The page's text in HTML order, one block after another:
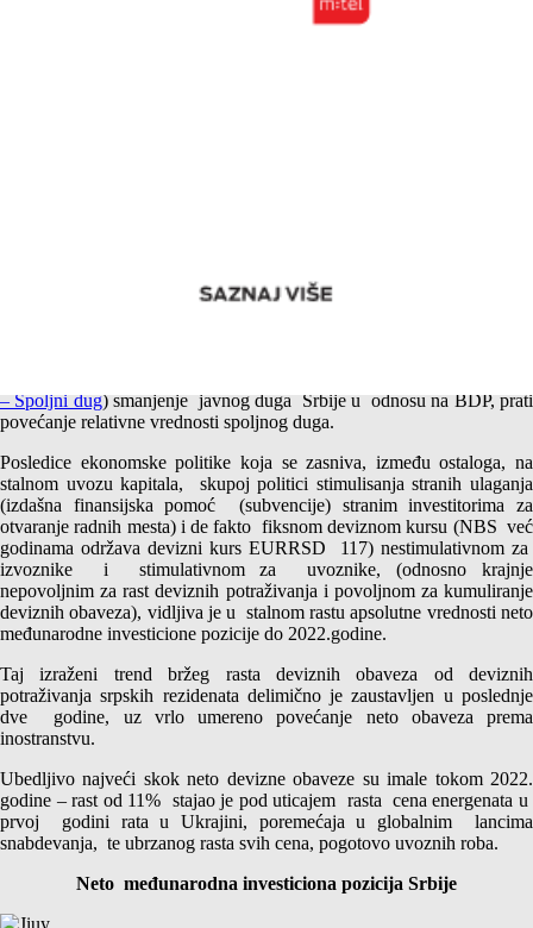
Zaduženost Srbije mereno poslovanjem sa inostranstvom –
– Spoljni dug) smanjenje javnog duga Srbije u odnosu na BDP, prati
povećanje relativne vrednosti spoljnog duga.
Posledice ekonomske politike koja se zasniva, između ostaloga, na
stalnom uvozu kapitala, skupoj politici stimulisanja stranih ulaganja
(izdašna finansijska pomoć (subvencije) stranim investitorima za
otvaranje radnih mesta) i de fakto fiksnom deviznom kursu (NBS već
godinama održava devizni kurs EURRSD 117) nestimulativnom za
izvoznike i stimulativnom za uvoznike, (odnosno krajnje
nepovoljnim za rast deviznih potraživanja i povoljnom za kumuliranje
deviznih obaveza), vidljiva je u stalnom rastu apsolutne vrednosti neto
međunarodne investicione pozicije do 2022.godine.
Taj izraženi trend bržeg rasta deviznih obaveza od deviznih
potraživanja srpskih rezidenata delimično je zaustavljen u poslednje
dve godine, uz vrlo umereno povećanje neto obaveza prema
inostranstvu.
Ubedljivo najveći skok neto devizne obaveze su imale tokom 2022.
godine – rast od 11% stajao je pod uticajem rasta cena energenata u
prvoj godini rata u Ukrajini, poremećaja u globalnim lancima
snabdevanja, te ubrzanog rasta svih cena, pogotovo uvoznih roba.
Neto međunarodna investiciona pozicija Srbije